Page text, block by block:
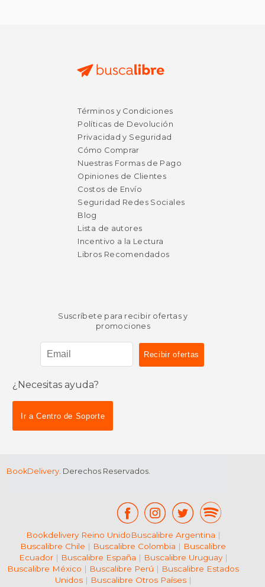
$ 9.10
$ 7.74
15%
15% $ 9.79
Términos y Condiciones
Políticas de Devolución
Privacidad y Seguridad
Cómo Comprar
Nuestras Formas de Pago
Opiniones de Clientes
Costos de Envío
Seguridad Redes Sociales
Blog
Lista de autores
Incentivo a la Lectura
Libros Recomendados
Suscríbete para recibir ofertas y
promociones
¿Necesitas ayuda?
Ir a Centro de Soporte
BookDelivery. Derechos Reservados.
Bookdelivery Reino UnidoBuscalibre Argentina |
Buscalibre Chile | Buscalibre Colombia | Buscalibre
Ecuador| Buscalibre España | Buscalibre Uruguay|
Buscalibre México | Buscalibre Perú | Buscalibre Estados
Unidos| Buscalibre Otros Países|